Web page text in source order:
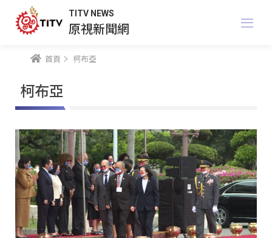
TITV NEWS
原視新聞網
首頁 柯布亞
柯布亞